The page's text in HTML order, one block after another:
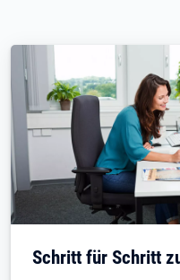
Öffnet in neuem Tab
Schritt für Schritt